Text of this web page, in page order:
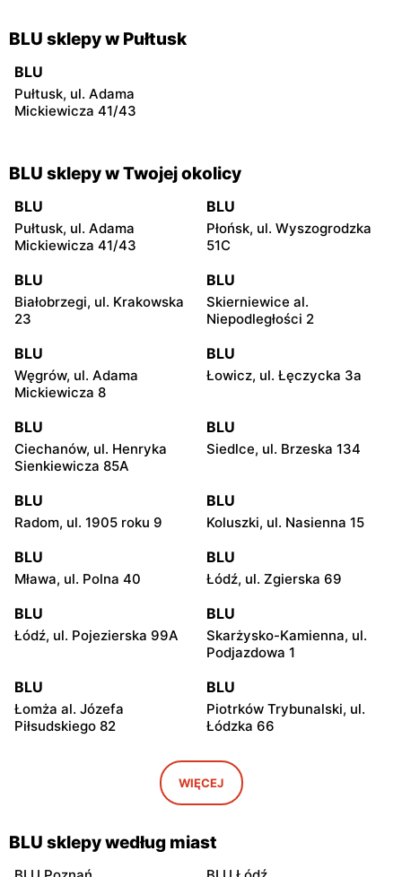
BLU sklepy w Pułtusk
BLU
Pułtusk, ul. Adama
Mickiewicza 41/43
BLU sklepy w Twojej okolicy
BLU
Pułtusk, ul. Adama
Mickiewicza 41/43
BLU
Płońsk, ul. Wyszogrodzka
51C
BLU
Białobrzegi, ul. Krakowska
23
BLU
Skierniewice al.
Niepodległości 2
BLU
Węgrów, ul. Adama
Mickiewicza 8
BLU
Łowicz, ul. Łęczycka 3a
BLU
Ciechanów, ul. Henryka
Sienkiewicza 85A
BLU
Siedlce, ul. Brzeska 134
BLU
Radom, ul. 1905 roku 9
BLU
Koluszki, ul. Nasienna 15
BLU
Mława, ul. Polna 40
BLU
Łódź, ul. Zgierska 69
BLU
Łódź, ul. Pojezierska 99A
BLU
Skarżysko-Kamienna, ul.
Podjazdowa 1
BLU
Łomża al. Józefa
Piłsudskiego 82
BLU
Piotrków Trybunalski, ul.
Łódzka 66
Włocławek, ul. Wincentego
BLU
Biała Podlaska, ul. Sidorska
2e
BLU
Ostrowiec Świętokrzyski,
ul. Jana Kilińskiego 39A
BLU
Staszica 22
WIĘCEJ
BLU sklepy według miast